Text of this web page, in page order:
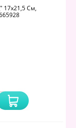
17x21,5 См,